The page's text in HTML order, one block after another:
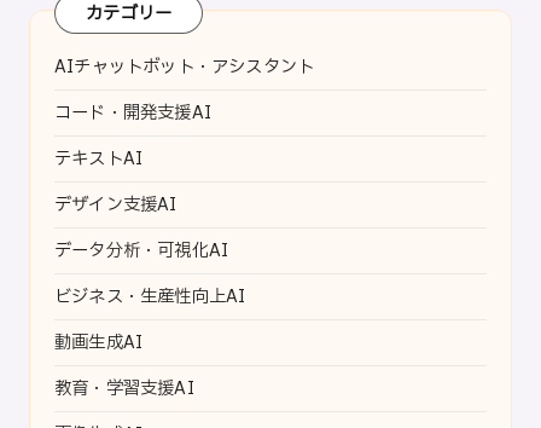
カテゴリー
AIチャットボット・アシスタント
コード・開発支援AI
テキストAI
デザイン支援AI
データ分析・可視化AI
ビジネス・生産性向上AI
動画生成AI
教育・学習支援AI